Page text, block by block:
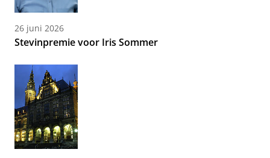
26 juni 2026
Stevinpremie voor Iris Sommer